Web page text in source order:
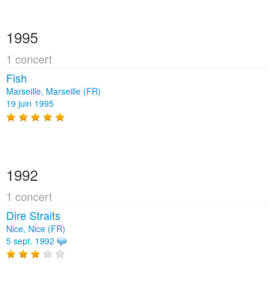
1995
1 concert
Fish
Marseille, Marseille (FR)
19 juin 1995
1992
1 concert
Dire Straits
Nice, Nice (FR)
5 sept. 1992